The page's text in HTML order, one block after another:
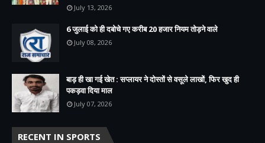
July 13, 2026
6 जुलाई को ही दबोचे गए करीब 20 हजार नियम तोड़ने वाले
July 08, 2026
बाड़ ही खा गई खेत : सप्लायर ने दोस्तों से वसूले लाखों, फिर खुद ही
पकड़वा दिया माल
July 07, 2026
RECENT IN SPORTS